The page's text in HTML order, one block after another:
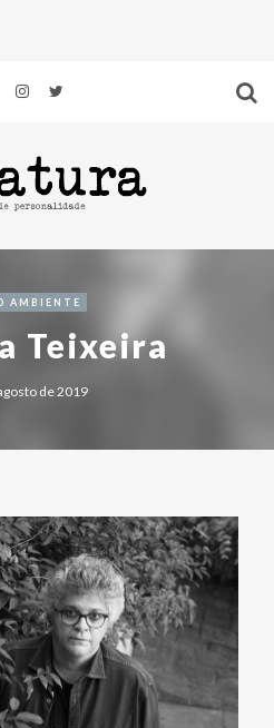
AMBIENTE
Teixeira
de 2019